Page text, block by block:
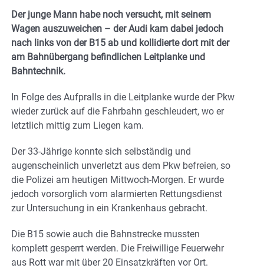
Der junge Mann habe noch versucht, mit seinem
Wagen auszuweichen – der Audi kam dabei jedoch
nach links von der B15 ab und kollidierte dort mit der
am Bahnübergang befindlichen Leitplanke und
Bahntechnik.
In Folge des Aufpralls in die Leitplanke wurde der Pkw
wieder zurück auf die Fahrbahn geschleudert, wo er
letztlich mittig zum Liegen kam.
Der 33-Jährige konnte sich selbständig und
augenscheinlich unverletzt aus dem Pkw befreien, so
die Polizei am heutigen Mittwoch-Morgen. Er wurde
jedoch vorsorglich vom alarmierten Rettungsdienst
zur Untersuchung in ein Krankenhaus gebracht.
Die B15 sowie auch die Bahnstrecke mussten
komplett gesperrt werden. Die Freiwillige Feuerwehr
aus Rott war mit über 20 Einsatzkräften vor Ort.